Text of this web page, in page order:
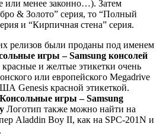
или менее законно…). Затем
& Золото” серия, то “Полный
и “Кирпичная стена” серия.
релизов были проданы под именем
игры – Samsung консолей
и желтые этикетки очень
или европейского Megadrive
Genesis красной этикеткой.
игры – Samsung
Логотип также можно найти на
Aladdin Boy II, как на SPC-201N и